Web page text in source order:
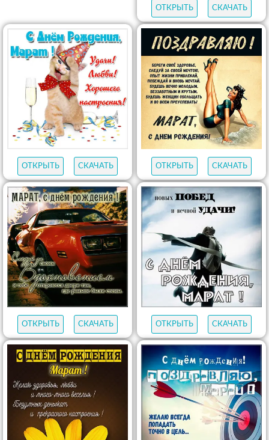
ОТКРЫТЬ СКАЧАТЬ
ОТКРЫТЬ СКАЧАТЬ ОТКРЫТЬ СКАЧАТЬ
ОТКРЫТЬ СКАЧАТЬ ОТКРЫТЬ СКАЧАТЬ